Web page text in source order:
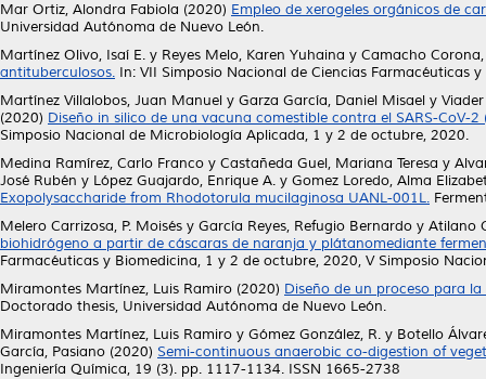
Mar Ortiz, Alondra Fabiola (2020) Empleo de xerogeles orgánicos de
Universidad Autónoma de Nuevo León.
Martínez Olivo, Isaí E. y Reyes Melo, Karen Yuhaina y Camacho
antituberculosos. In: VII Simposio Nacional de Ciencias Farmacéuticas
Martínez Villalobos, Juan Manuel y Garza García, Daniel Misael y
(2020) Diseño in silico de una vacuna comestible contra el SARS-CoV-2
Simposio Nacional de Microbiología Aplicada, 1 y 2 de octubre, 2020.
Medina Ramírez, Carlo Franco y Castañeda Guel, Mariana Teresa y
José Rubén y López Guajardo, Enrique A. y Gomez Loredo, Alma
Exopolysaccharide from Rhodotorula mucilaginosa UANL-001L.
Melero Carrizosa, P. Moisés y García Reyes, Refugio Bernardo y Atilano
biohidrógeno a partir de cáscaras de naranja y plátanomediante
Farmacéuticas y Biomedicina, 1 y 2 de octubre, 2020, V Simposio
Miramontes Martínez, Luis Ramiro (2020) Diseño de un proceso para
Doctorado thesis, Universidad Autónoma de Nuevo León.
Miramontes Martínez, Luis Ramiro y Gómez González, R. y Botello
García, Pasiano (2020) Semi-continuous anaerobic co-digestion of
Ingeniería Química, 19 (3). pp. 1117-1134. ISSN 1665-2738